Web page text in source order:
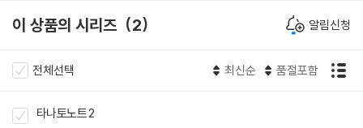
이 상품의 시리즈 2 알림신청
전체선택 최신순 품절포함
타나토노트 2